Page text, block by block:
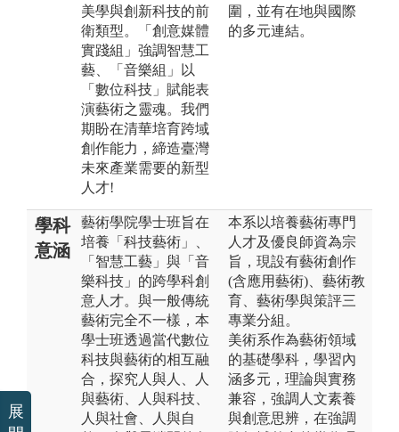
美學與創新科技的前
衛類型。「創意媒體
實踐組」強調智慧工
藝、「音樂組」以
「數位科技」賦能表
演藝術之靈魂。我們
期盼在清華培育跨域
創作能力，締造臺灣
未來產業需要的新型
人才!
圍，並有在地與國際
的多元連結。
學科
意涵
藝術學院學士班旨在
培養「科技藝術」、
「智慧工藝」與「音
樂科技」的跨學科創
意人才。與一般傳統
藝術完全不一樣，本
學士班透過當代數位
科技與藝術的相互融
合，探究人與人、人
與藝術、人與科技、
人與社會、人與自
本系以培養藝術專門
人才及優良師資為宗
旨，現設有藝術創作
(含應用藝術)、藝術教
育、藝術學與策評三
專業分組。
美術系作為藝術領域
的基礎學科，學習內
涵多元，理論與實務
兼容，強調人文素養
與創意思辨，在強調
展